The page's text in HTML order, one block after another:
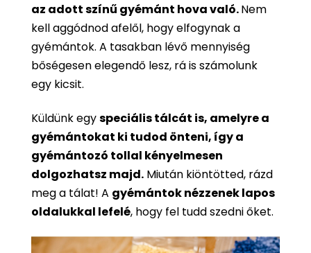
az adott színű gyémánt hova való.Nem
kell aggódnod afelől, hogy elfogynak a
gyémántok. A tasakban lévő mennyiség
bőségesen elegendő lesz, rá is számolunk
egy kicsit.
Küldünk egyspeciális tálcát is, amelyre a
gyémántokat ki tudod önteni, így a
gyémántozó tollal kényelmesen
dolgozhatsz majd. Miután kiöntötted, rázd
meg a tálat! A gyémántok nézzenek lapos
oldalukkal lefelé, hogy fel tudd szedni őket.